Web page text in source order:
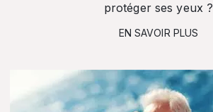
protéger ses yeux ?
EN SAVOIR PLUS